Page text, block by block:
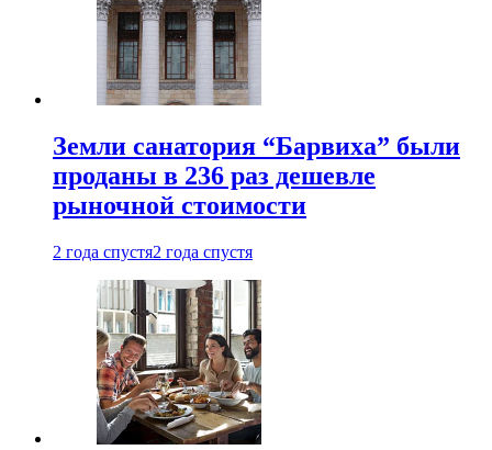
Земли санатория “Барвиха” были
проданы в 236 раз дешевле
рыночной стоимости
2 года спустя2 года спустя